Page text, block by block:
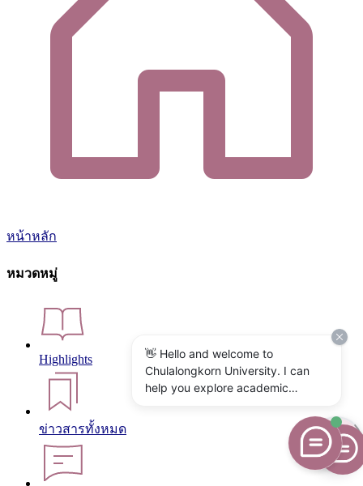
หน้าหลัก
หมวดหมู่
Highlights
ข่าวสารทั้งหมด
👋 Hello and welcome to
Chulalongkorn University. I can
help you explore academic